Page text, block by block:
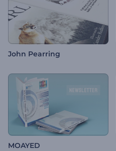
John Pearring
MOAYED